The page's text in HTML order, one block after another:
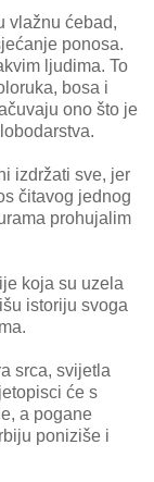
vlažnu ćebad,
ponosa.
ljudima. To
bosa i
ono što je
izdržati sve, jer
čitavog jednog
prohujalim
koja su uzela
istoriju svoga
srca, svijetla
će s
a pogane
poniziše i